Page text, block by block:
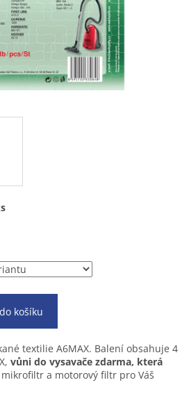
košíku
textilie A6MAX. Balení obsahuje 4
vůni do vysavače zdarma, která
mikrofiltr a motorový filtr pro Váš